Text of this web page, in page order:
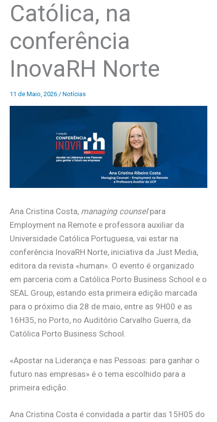
Católica, na
conferência
InovaRH Norte
11 de Maio, 2026 / Notícias
Ana Cristina Costa, managing counselpara
Employment na Remote e professora auxiliar da
Universidade Católica Portuguesa, vai estar na
conferência InovaRH Norte, iniciativa da Just Media,
editora da revista «human». O evento é organizado
em parceria com a Católica Porto Business School e o
SEAL Group, estando esta primeira edição marcada
para o próximo dia 28 de maio, entre as 9H00 e as
16H35, no Porto, no Auditório Carvalho Guerra, da
Católica Porto Business School.
«Apostar na Liderança e nas Pessoas: para ganhar o
futuro nas empresas» é o tema escolhido para a
primeira edição.
Ana Cristina Costa é convidada a partir das 15H05 do